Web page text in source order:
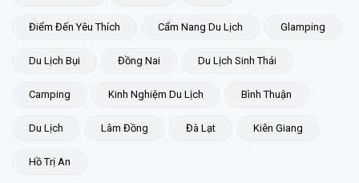
Điểm Đến Yêu Thích Cẩm Nang Du Lịch Glamping
Du Lịch Bụi Đồng Nai Du Lịch Sinh Thái
Camping Kinh Nghiệm Du Lịch Bình Thuận
Du Lịch Lâm Đồng Đà Lạt Kiên Giang
Hồ Trị An